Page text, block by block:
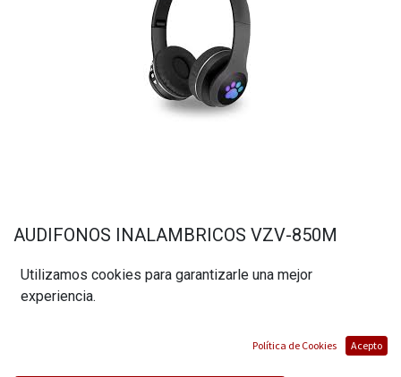
AUDIFONOS INALAMBRICOS VZV-850M
$30,59
Utilizamos cookies para garantizarle una mejor
experiencia.
Política de Cookies Acepto